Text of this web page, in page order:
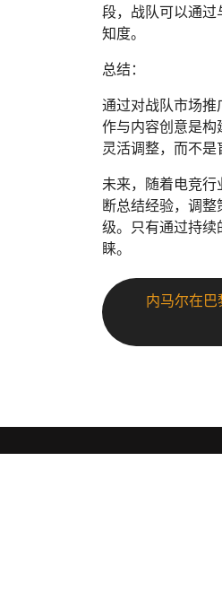
段，战队可以通过
知度。
总结：
通过对战队市场推
作与内容创意是构
灵活调整，而不是
未来，随着电竞
断总结经验，调
级。只有通过持续
睐。
内马尔在巴